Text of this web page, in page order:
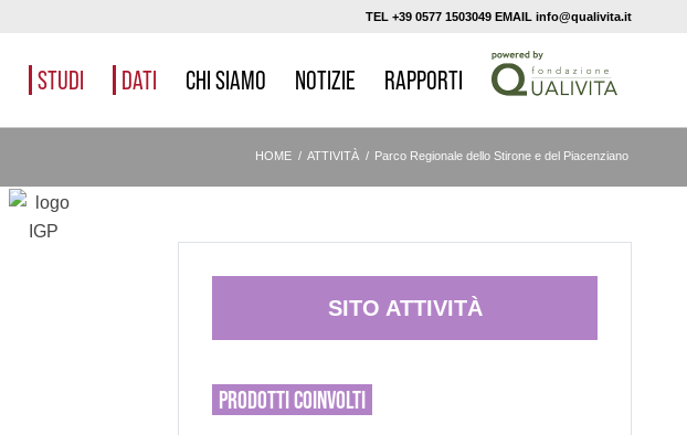
TEL +39 0577 1503049 EMAIL info@qualivita.it
STUDI DATI CHI SIAMO NOTIZIE RAPPORTI
HOME / ATTIVITÀ / Parco Regionale dello Stirone e del Piacenziano
SITO ATTIVITÀ
PRODOTTICOINVOLTI